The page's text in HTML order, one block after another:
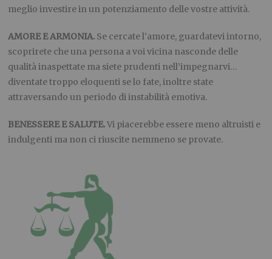
meglio investire in un potenziamento delle vostre attività.
AMORE E ARMONIA. Se cercate l’amore, guardatevi intorno,
scoprirete che una persona a voi vicina nasconde delle
qualità inaspettate ma siete prudenti nell’impegnarvi…
diventate troppo eloquenti se lo fate, inoltre state
attraversando un periodo di instabilità emotiva.
BENESSERE E SALUTE.Vi piacerebbe essere meno altruisti e
indulgenti ma non ci riuscite nemmeno se provate.